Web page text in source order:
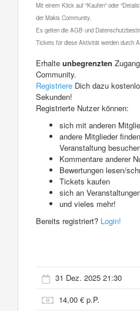
Mit einem Klick auf "Kaufen" oder
der Makis Community.
Es gelten die AGB und
Tickets für diese Aktivität werden durch
Erhalte unbegrenzten
Community.
Registriere Dich dazu
Sekunden!
Registrierte Nutzer können:
sich mit anderen
andere Mitglieder
Veranstaltung
Kommentare anderer
Bewertungen lesen/
Tickets kaufen
sich an
und vieles mehr!
Bereits registriert? Login!
31 Dez. 2025 21:30
14,00 € p.P.